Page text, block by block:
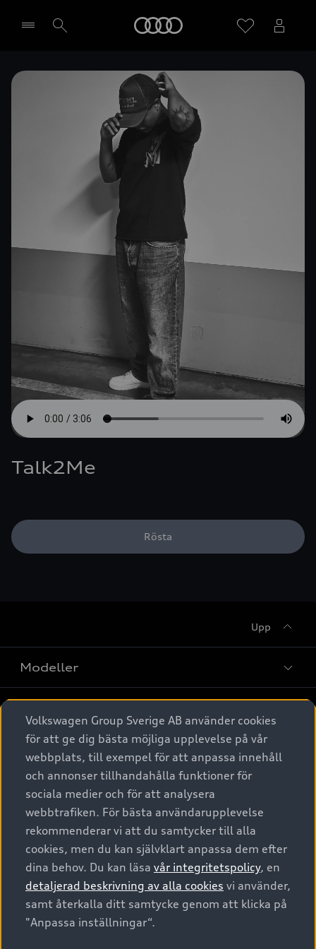
Välj återförsäljare
Talk2Me
Rösta
Upp
Modeller
Elbilar
Laddhybrider
A6 modellerna
SUV
Avant
Sportback
Audi Sport
Privaterbjudanden
Privatleasing
Nya bilar i lager
Begagnade bilar i lager
Audi approved :plus - så gott som nya
Finansiering
Audi exclusive
Äga
Service & tillbehör
Originaltillbehör - köp online
Försäkring
Tjänstebil
Tjänstebil
Business lease online
Företagsleasing
Om Audi Sverige
Kontakta oss
Boka Service online
Audi Återförsäljare/-serviceverkstad
Volkswagen Group Sverige AB använder cookies
för att ge dig bästa möjliga upplevelse på vår
webbplats, till exempel för att anpassa innehåll
och annonser tillhandahålla funktioner för
sociala medier och för att analysera
webbtrafiken. För bästa användarupplevelse
rekommenderar vi att du samtycker till alla
cookies, men du kan självklart anpassa dem efter
dina behov. Du kan läsa vår integritetspolicy, en
detaljerad beskrivning av alla cookies vi använder,
samt återkalla ditt samtycke genom att klicka på
"Anpassa inställningar“.